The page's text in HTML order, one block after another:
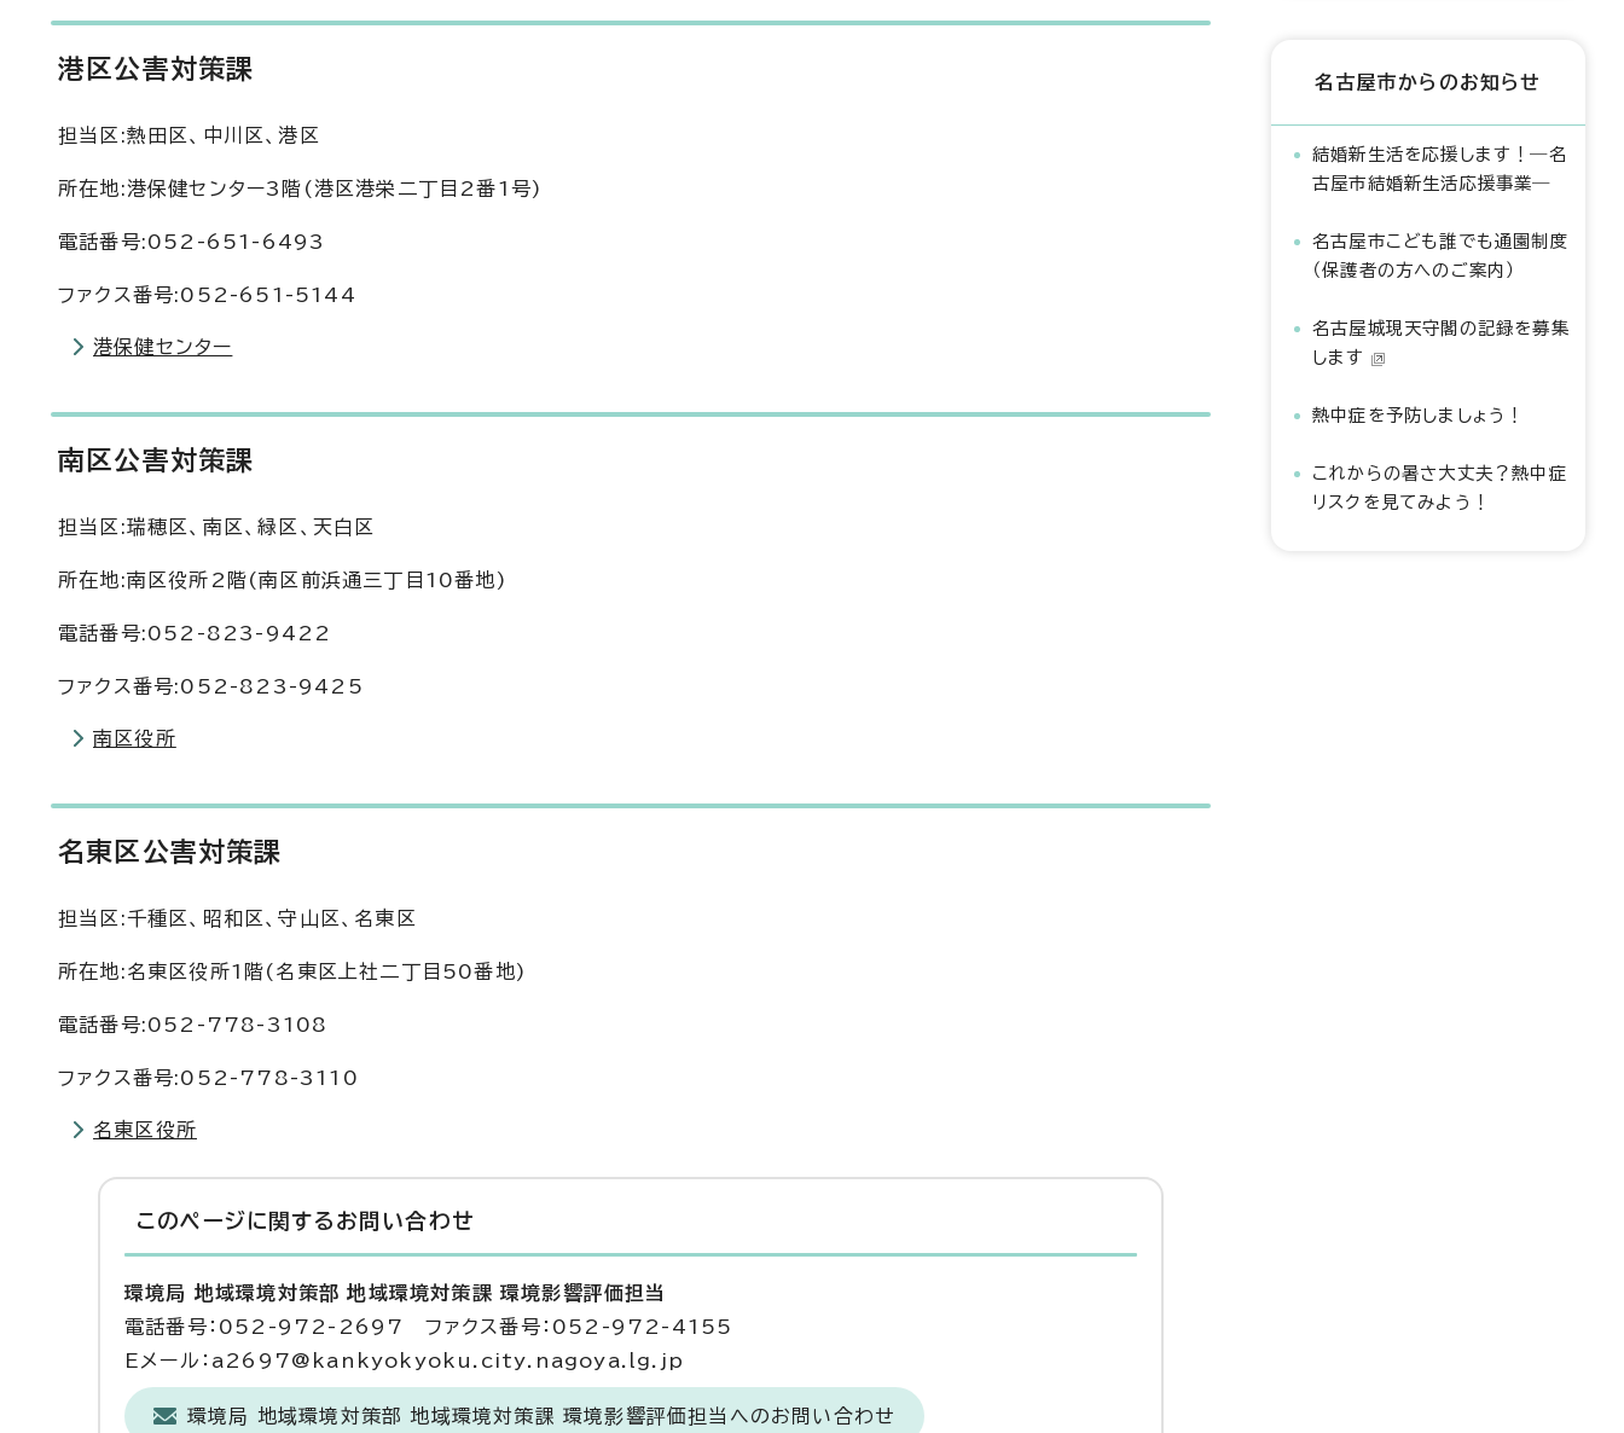
港区公害対策課
担当区:熱田区、中川区、港区
所在地:港保健センター3階(港区港栄二丁目2番1号)
電話番号:052-651-6493
ファクス番号:052-651-5144
港保健センター
南区公害対策課
担当区:瑞穂区、南区、緑区、天白区
所在地:南区役所2階(南区前浜通三丁目10番地)
電話番号:052-823-9422
ファクス番号:052-823-9425
南区役所
名東区公害対策課
担当区:千種区、昭和区、守山区、名東区
所在地:名東区役所1階(名東区上社二丁目50番地)
電話番号:052-778-3108
ファクス番号:052-778-3110
名東区役所
このページに関する お問い合わせ
環境局 地域環境対策部 地域環境対策課 環境影響評価担当
電話番号：052-972-2697 ファクス番号：052-972-4155
Eメール：a2697@kankyokyoku.city.nagoya.lg.jp
環境局 地域環境対策部 地域環境対策課 環境影響評価担当へのお問い合わせ
名古屋市からのお知らせ
結婚新生活を応援します！―名
古屋市結婚新生活応援事業―
名古屋市こども誰でも通園制度
（保護者の方へのご案内）
名古屋城現天守閣の記録を募集
します
熱中症を予防しましょう！
これからの暑さ大丈夫？熱中症
リスクを見てみよう！